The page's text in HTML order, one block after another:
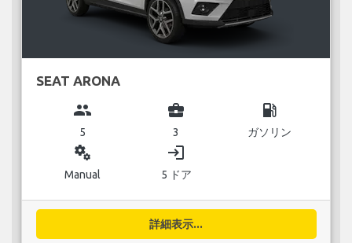
SEAT ARONA
group
5
business_center
3
local_gas_station
ガソリン
miscellaneous_services
Manual
login
5 ドア
詳細表示...